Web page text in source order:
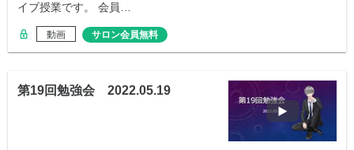
イブ授業です。 会員…
動画 サロン会員無料
第19回勉強会 2022.05.19